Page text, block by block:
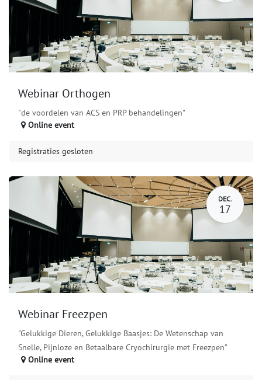
Webinar Orthogen
"de voordelen van ACS en PRP behandelingen"
Online event
Registraties gesloten
DEC.
17
Webinar Freezpen
"Gelukkige Dieren, Gelukkige Baasjes: De Wetenschap van
Snelle, Pijnloze en Betaalbare Cryochirurgie met Freezpen"
Online event